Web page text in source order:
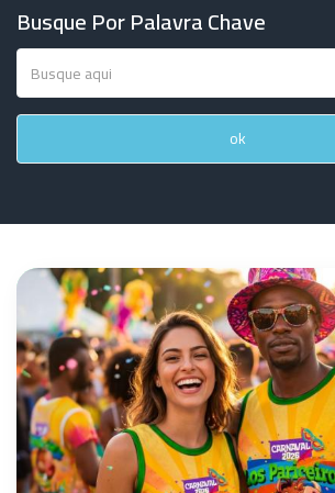
Busque Por Palavra Chave